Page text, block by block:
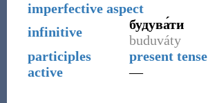
imperfective aspect
infinitive
будува́ти
buduváty
participles
present tense
active
—